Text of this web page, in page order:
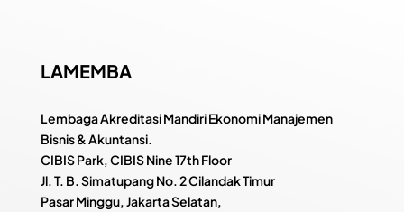
LAMEMBA
Lembaga Akreditasi Mandiri Ekonomi Manajemen
Bisnis & Akuntansi.
CIBIS Park, CIBIS Nine 17th Floor
Jl. T. B. Simatupang No. 2 Cilandak Timur
Pasar Minggu, Jakarta Selatan,